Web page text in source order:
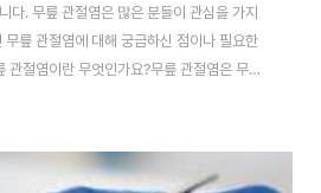
다. 무릎 관절염은 많은 분들이 관심을 가지
릎 관절염에 대해 궁금하신 점이나 필요한
관절염이란 무엇인가요?무릎 관절염은 무릎
켜 발생하는 질병입니다. 이는 통증, 운동 제
, 부상, 과체중 등 여러 요인이 영향을 줄 수
과 적절한 관리로 증상을 완화할 수 있어요.